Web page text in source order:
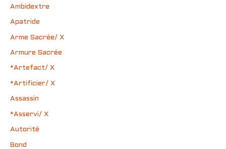
Ambidextre
Apatride
Arme Sacrée/ X
Armure Sacrée
*Artefact/ X
*Artificier/ X
Assassin
*Asservi/ X
Autorité
Bond